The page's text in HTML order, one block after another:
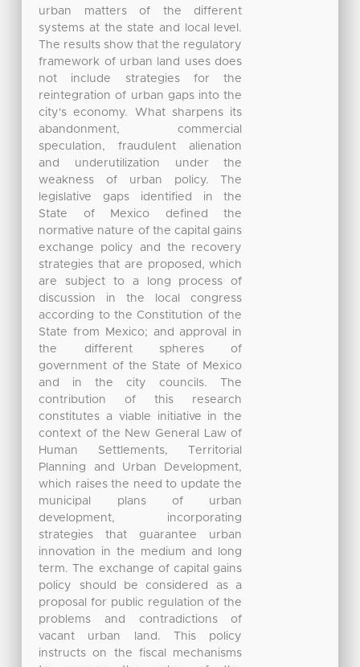
urban matters of the different
systems at the state and local level.
The results show that the regulatory
framework of urban land uses does
not include strategies for the
reintegration of urban gaps into the
city's economy. What sharpens its
abandonment, commercial
speculation, fraudulent alienation
and underutilization under the
weakness of urban policy. The
legislative gaps identified in the
State of Mexico defined the
normative nature of the capital gains
exchange policy and the recovery
strategies that are proposed, which
are subject to a long process of
discussion in the local congress
according to the Constitution of the
State from Mexico; and approval in
the different spheres of
government of the State of Mexico
and in the city councils. The
contribution of this research
constitutes a viable initiative in the
context of the New General Law of
Human Settlements, Territorial
Planning and Urban Development,
which raises the need to update the
municipal plans of urban
development, incorporating
strategies that guarantee urban
innovation in the medium and long
term. The exchange of capital gains
policy should be considered as a
proposal for public regulation of the
problems and contradictions of
vacant urban land. This policy
instructs on the fiscal mechanisms